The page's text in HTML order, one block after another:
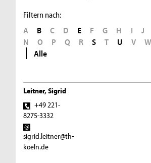
Filtern nach:
A B C D E F G H I J
N
O P Q R S T U V W
Alle
Leitner, Sigrid
+49 221-
8275-3332
sigrid.leitner@th-
koeln.de